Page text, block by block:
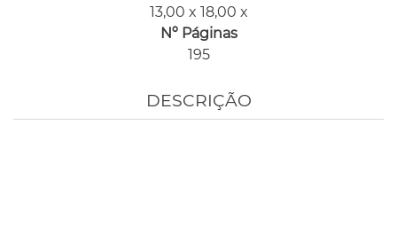
13,00 x 18,00 x
Nº Páginas
195
DESCRIÇÃO